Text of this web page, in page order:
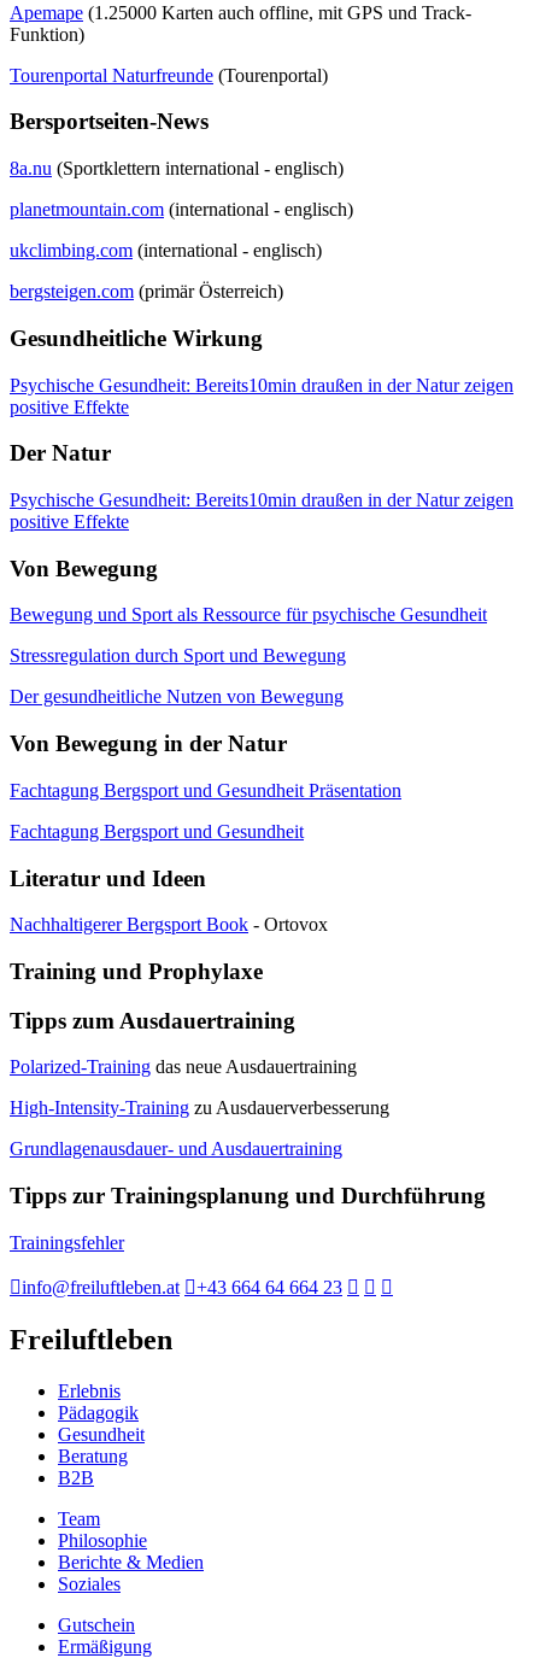
Apemape (1.25000 Karten auch offline, mit GPS und Track-
Funktion)
Tourenportal Naturfreunde (Tourenportal)
Bersportseiten-News
8a.nu (Sportklettern international - englisch)
planetmountain.com (international - englisch)
ukclimbing.com (international - englisch)
bergsteigen.com (primär Österreich)
Gesundheitliche Wirkung
Psychische Gesundheit: Bereits10min draußen in der Natur zeigen
positive Effekte
Der Natur
Psychische Gesundheit: Bereits10min draußen in der Natur zeigen
positive Effekte
Von Bewegung
Bewegung und Sport als Ressource für psychische Gesundheit
Stressregulation durch Sport und Bewegung
Der gesundheitliche Nutzen von Bewegung
Von Bewegung in der Natur
Fachtagung Bergsport und Gesundheit Präsentation
Fachtagung Bergsport und Gesundheit
Literatur und Ideen
Nachhaltigerer Bergsport Book - Ortovox
Training und Prophylaxe
Tipps zum Ausdauertraining
Polarized-Training das neue Ausdauertraining
High-Intensity-Training zu Ausdauerverbesserung
Grundlagenausdauer- und Ausdauertraining
Tipps zur Trainingsplanung und Durchführung
Trainingsfehler
info@freiluftleben.at +43 664 64 664 23
Freiluftleben
Erlebnis
Pädagogik
Gesundheit
Beratung
B2B
Team
Philosophie
Berichte & Medien
Soziales
Gutschein
Ermäßigung